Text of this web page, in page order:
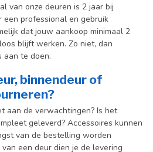
van onze deuren is 2 jaar bij
een professional en gebruik
dat jouw aankoop minimaal 2
blijft werken. Zo niet, dan
aan te doen.
binnendeur of
aan de verwachtingen? Is het
geleverd? Accessoires kunnen
van de bestelling worden
een deur dien je de levering